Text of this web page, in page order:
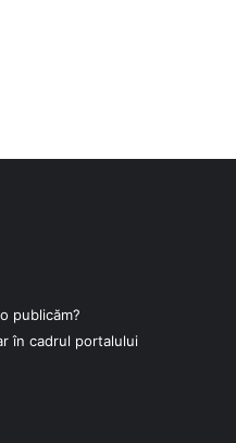
publicăm?
în cadrul portalului